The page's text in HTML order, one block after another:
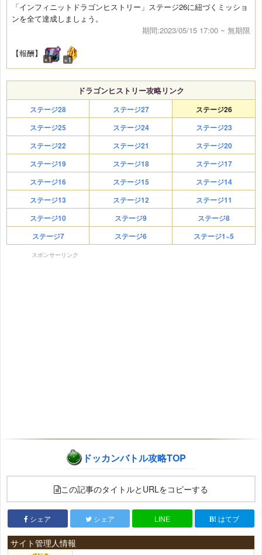
「インフィニットドラゴンヒストリー」ステージ26に紐づくミッショ
ンを全て達成しましょう。
期間:2023/05/15 17:00 ~ 無期限
【報酬】
×1 ×1
ドラゴンヒストリー攻略リンク
ステージ28 ステージ27
ステージ26
ステージ25
ステージ24
ステージ23
ステージ22
ステージ21
ステージ20
ステージ19
ステージ18
ステージ17
ステージ16
ステージ15
ステージ14
ステージ13
ステージ12
ステージ11
ステージ10
ステージ9
ステージ8
ステージ7
ステージ6 ステージ1~5
スポンサーリンク
ドッカンバトル攻略TOP
この記事のタイトルとURLをコピーする
シェア シェア LINE はてブ
サイト管理人情報